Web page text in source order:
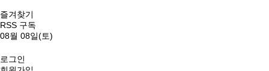
즐겨찾기
RSS 구독
08월 08일(토)
로그인